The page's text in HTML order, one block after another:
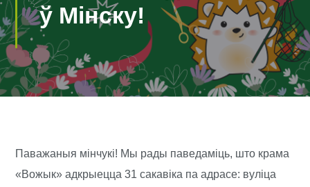
ў Мінску!
Паважаныя мінчукі! Мы рады паведаміць, што крама
«Вожык» адкрыецца 31 сакавіка па адрасе: вуліца